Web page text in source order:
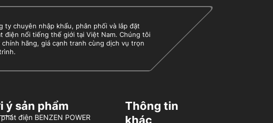
ty chuyên nhập khẩu, phân phối và lắp đặt
điện nổi tiếng thế giới tại Việt Nam. Chúng tôi
hãng, giá cạnh tranh cùng dịch vụ trọn
ý sản phẩm
điện BENZEN POWER
Thông tin
khác